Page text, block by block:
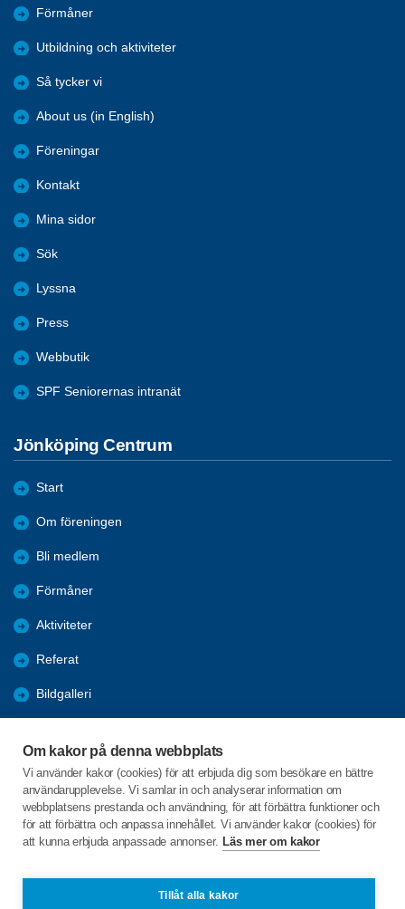
Om kakor på denna webbplats
Vi använder kakor (cookies) för att erbjuda dig som besökare en bättre
användarupplevelse. Vi samlar in och analyserar information om
webbplatsens prestanda och användning, för att förbättra funktioner och
för att förbättra och anpassa innehållet. Vi använder kakor (cookies) för
att kunna erbjuda anpassade annonser. Läs mer om kakor
Tillåt alla kakor
Förmåner
Utbildning och aktiviteter
Så tycker vi
About us (in English)
Föreningar
Kontakt
Mina sidor
Sök
Lyssna
Press
Webbutik
SPF Seniorernas intranät
Jönköping Centrum
Start
Om föreningen
Bli medlem
Förmåner
Aktiviteter
Referat
Bildgalleri
Engagera DIG i vår förening
C/o:Lennart Lööw